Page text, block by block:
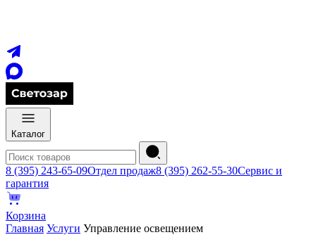
Каталог
8 (395) 243-65-09Отдел продаж8 (395) 262-55-30Сервис и
гарантия
Корзина
Главная Услуги Управление освещением